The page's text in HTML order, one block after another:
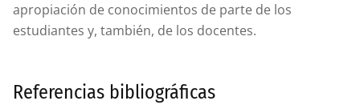
apropiación de conocimientos de parte de los
estudiantes y, también, de los docentes.
Referencias bibliográficas